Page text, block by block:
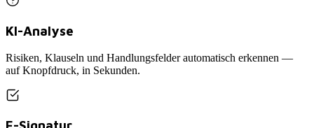
KI-Analyse
Risiken, Klauseln und Handlungsfelder automatisch erkennen —
auf Knopfdruck, in Sekunden.